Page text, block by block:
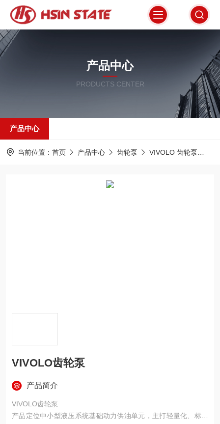
产品中心
PRODUCTS CENTER
产品中心
当前位置： 首页 产品中心 齿轮泵 VIVOLO 齿轮泵
VIVOLO齿轮泵
产品简介
VIVOLO齿轮泵
产品定位中小型液压系统基础动力供油单元，主打轻量化、标准